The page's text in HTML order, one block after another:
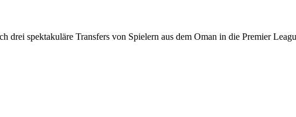
drei spektakuläre Transfers von Spielern aus dem Oman in die Premier